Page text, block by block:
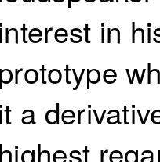
interest in
prototype
it a
highest